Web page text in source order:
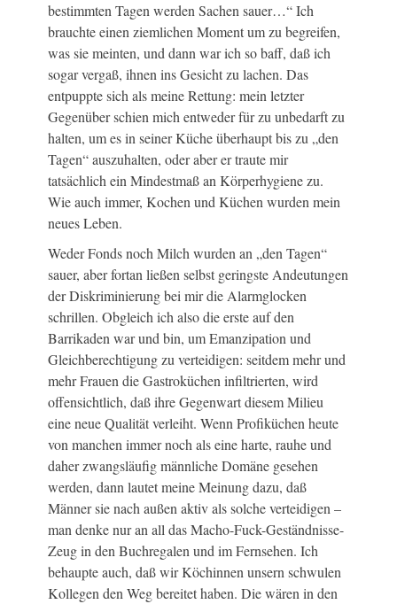
bestimmten Tagen werden Sachen sauer…“ Ich
brauchte einen ziemlichen Moment um zu begreifen,
was sie meinten, und dann war ich so baff, daß ich
sogar vergaß, ihnen ins Gesicht zu lachen. Das
entpuppte sich als meine Rettung: mein letzter
Gegenüber schien mich entweder für zu unbedarft zu
halten, um es in seiner Küche überhaupt bis zu „den
Tagen“ auszuhalten, oder aber er traute mir
tatsächlich ein Mindestmaß an Körperhygiene zu.
Wie auch immer, Kochen und Küchen wurden mein
neues Leben.
Weder Fonds noch Milch wurden an „den Tagen“
sauer, aber fortan ließen selbst geringste Andeutungen
der Diskriminierung bei mir die Alarmglocken
schrillen. Obgleich ich also die erste auf den
Barrikaden war und bin, um Emanzipation und
Gleichberechtigung zu verteidigen: seitdem mehr und
mehr Frauen die Gastroküchen infiltrierten, wird
offensichtlich, daß ihre Gegenwart diesem Milieu
eine neue Qualität verleiht. Wenn Profiküchen heute
von manchen immer noch als eine harte, rauhe und
daher zwangsläufig männliche Domäne gesehen
werden, dann lautet meine Meinung dazu, daß
Männer sie nach außen aktiv als solche verteidigen –
man denke nur an all das Macho-Fuck-Geständnisse-
Zeug in den Buchregalen und im Fernsehen. Ich
behaupte auch, daß wir Köchinnen unsern schwulen
Kollegen den Weg bereitet haben. Die wären in den